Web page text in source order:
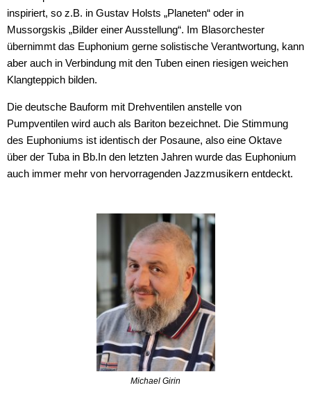
inspiriert, so z.B. in Gustav Holsts „Planeten“ oder in
Mussorgskis „Bilder einer Ausstellung“. Im Blasorchester
übernimmt das Euphonium gerne solistische Verantwortung, kann
aber auch in Verbindung mit den Tuben einen riesigen weichen
Klangteppich bilden.
Die deutsche Bauform mit Drehventilen anstelle von
Pumpventilen wird auch als Bariton bezeichnet. Die Stimmung
des Euphoniums ist identisch der Posaune, also eine Oktave
über der Tuba in Bb.In den letzten Jahren wurde das Euphonium
auch immer mehr von hervorragenden Jazzmusikern entdeckt.
Michael Girin